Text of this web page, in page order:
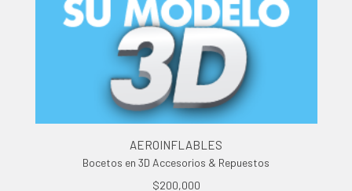
AEROINFLABLES
Bocetos en 3D Accesorios & Repuestos
$200,000